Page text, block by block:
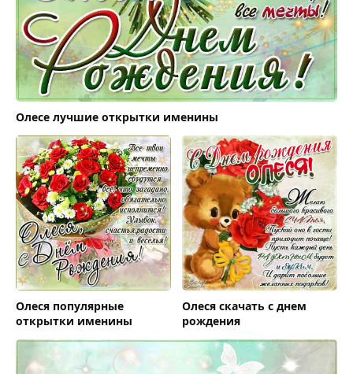
Олесе лучшие открытки именины
Олеся популярные
открытки именины
Олеся скачать с днем
рождения